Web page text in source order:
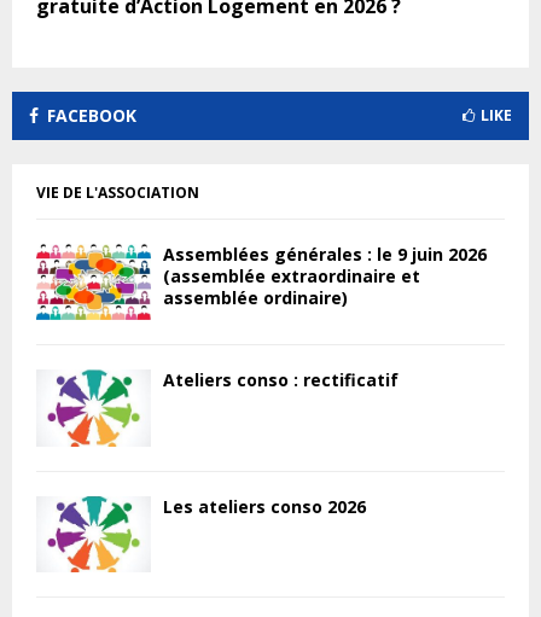
gratuite d’Action Logement en 2026 ?
FACEBOOK LIKE
VIE DE L'ASSOCIATION
Assemblées générales : le 9 juin 2026
(assemblée extraordinaire et
assemblée ordinaire)
Ateliers conso : rectificatif
Les ateliers conso 2026